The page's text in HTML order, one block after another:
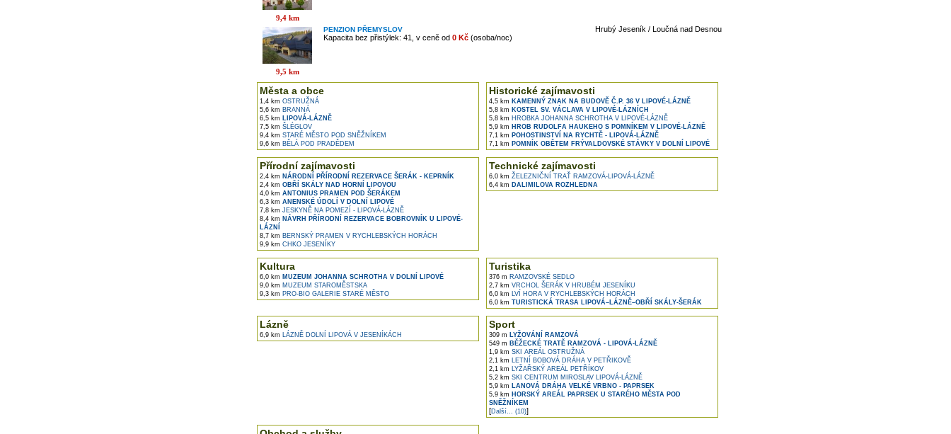
9,4 km
9,5 km
PENZION PŘEMYSLOV
Hrubý Jeseník / Loučná nad Desnou
Kapacita bez přistýlek: 41, v ceně od 0 Kč(osoba/noc)
Města a obce
1,4 km OSTRUŽNÁ
5,6 km BRANNÁ
6,5 km LIPOVÁ-LÁZNĚ
7,5 km ŠLÉGLOV
9,4 km STARÉ MĚSTO POD SNĚŽNÍKEM
9,6 km BĚLÁ POD PRADĚDEM
Historické zajímavosti
4,5 km KAMENNÝ ZNAK NA BUDOVĚ Č.P. 36 V LIPOVÉ-LÁZNĚ
5,8 km KOSTEL SV. VÁCLAVA V LIPOVÉ-LÁZNÍCH
5,8 km HROBKA JOHANNA SCHROTHA V LIPOVÉ-LÁZNĚ
5,9 km HROB RUDOLFA HAUKEHO S POMNÍKEM V LIPOVÉ-LÁZNĚ
7,1 km POHOSTINSTVÍ NA RYCHTĚ - LIPOVÁ-LÁZNĚ
7,1 km POMNÍK OBĚTEM FRÝVALDOVSKÉ STÁVKY V DOLNÍ LIPOVÉ
Přírodní zajímavosti
2,4 km NÁRODNÍ PŘÍRODNÍ REZERVACE ŠERÁK - KEPRNÍK
2,4 km OBŘÍ SKÁLY NAD HORNÍ LIPOVOU
4,0 km ANTONIUS PRAMEN POD ŠERÁKEM
6,3 km ANENSKÉ ÚDOLÍ V DOLNÍ LIPOVÉ
7,8 km JESKYNĚ NA POMEZÍ - LIPOVÁ-LÁZNĚ
8,4 km NÁVRH PŘÍRODNÍ REZERVACE BOBROVNÍK U LIPOVÉ-
LÁZNÍ
8,7 km BERNSKÝ PRAMEN V RYCHLEBSKÝCH HORÁCH
9,9 km CHKO JESENÍKY
Technické zajímavosti
6,0 km ŽELEZNIČNÍ TRAŤ RAMZOVÁ-LIPOVÁ-LÁZNĚ
6,4 km DALIMILOVA ROZHLEDNA
Kultura
6,0 km MUZEUM JOHANNA SCHROTHA V DOLNÍ LIPOVÉ
9,0 km MUZEUM STAROMĚSTSKA
9,3 km PRO-BIO GALERIE STARÉ MĚSTO
Turistika
376 m RAMZOVSKÉ SEDLO
2,7 km VRCHOL ŠERÁK V HRUBÉM JESENÍKU
6,0 km LVÍ HORA V RYCHLEBSKÝCH HORÁCH
6,0 km TURISTICKÁ TRASA LIPOVÁ–LÁZNĚ–OBŘÍ SKÁLY-ŠERÁK
Lázně
6,9 km LÁZNĚ DOLNÍ LIPOVÁ V JESENÍKÁCH
Sport
309 m LYŽOVÁNÍ RAMZOVÁ
549 m BĚŽECKÉ TRATĚ RAMZOVÁ - LIPOVÁ-LÁZNĚ
1,9 km SKI AREÁL OSTRUŽNÁ
2,1 km LETNÍ BOBOVÁ DRÁHA V PETŘIKOVĚ
2,1 km LYŽAŘSKÝ AREÁL PETŘÍKOV
5,2 km SKI CENTRUM MIROSLAV LIPOVÁ-LÁZNĚ
5,9 km LANOVÁ DRÁHA VELKÉ VRBNO - PAPRSEK
5,9 km HORSKÝ AREÁL PAPRSEK U STARÉHO MĚSTA POD
SNĚŽNÍKEM
[Další... (10)]